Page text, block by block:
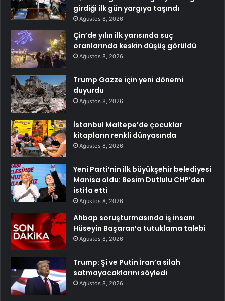
girdiği ilk gün yargıya taşındı
Ağustos 8, 2026
Çin’de yılın ilk yarısında suç
oranlarında keskin düşüş görüldü
Ağustos 8, 2026
Trump Gazze için yeni dönemi
duyurdu
Ağustos 8, 2026
İstanbul Maltepe’de çocuklar
kitapların renkli dünyasında
Ağustos 8, 2026
Yeni Parti’nin ilk büyükşehir belediyesi
Manisa oldu: Besim Dutlulu CHP’den
istifa etti
Ağustos 8, 2026
Ahbap soruşturmasında iş insanı
Hüseyin Başaran’a tutuklama talebi
Ağustos 8, 2026
Trump: Şi ve Putin İran’a silah
satmayacaklarını söyledi
Ağustos 8, 2026